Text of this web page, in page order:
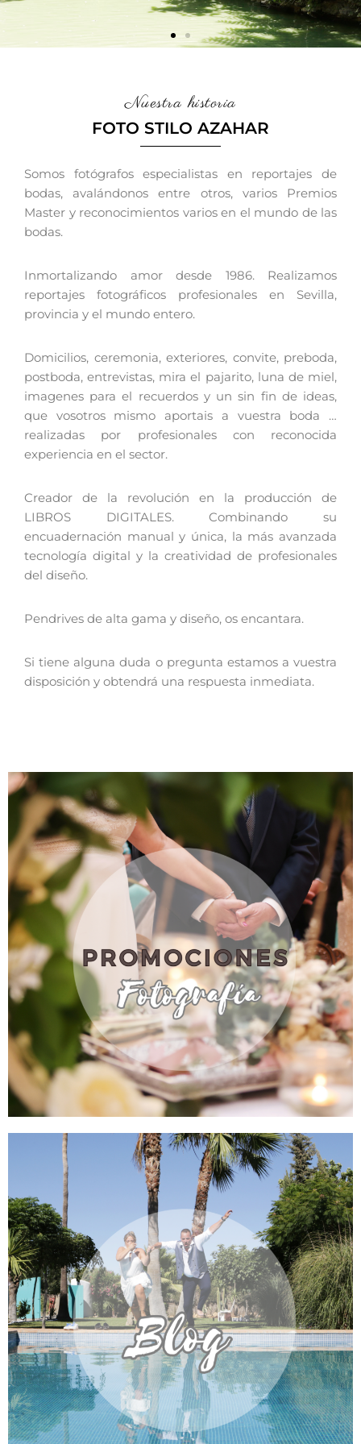
Nuestra historia
FOTO STILO AZAHAR
Somos fotógrafos especialistas en reportajes de
bodas, avalándonos entre otros, varios Premios
Master y reconocimientos varios en el mundo de las
bodas.
Inmortalizando amor desde 1986. Realizamos
reportajes fotográficos profesionales en Sevilla,
provincia y el mundo entero.
Domicilios, ceremonia, exteriores, convite, preboda,
postboda, entrevistas, mira el pajarito, luna de miel,
imagenes para el recuerdos y un sin fin de ideas,
que vosotros mismo aportais a vuestra boda …
realizadas por profesionales con reconocida
experiencia en el sector.
Creador de la revolución en la producción de
LIBROS DIGITALES. Combinando su
encuadernación manual y única, la más avanzada
tecnología digital y la creatividad de profesionales
del diseño.
Pendrives de alta gama y diseño, os encantara.
Si tiene alguna duda o pregunta estamos a vuestra
disposición y obtendrá una respuesta inmediata.